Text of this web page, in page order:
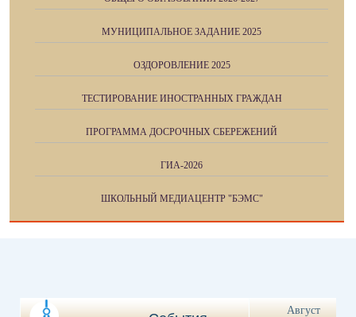
МУНИЦИПАЛЬНОЕ ЗАДАНИЕ 2025
ОЗДОРОВЛЕНИЕ 2025
ТЕСТИРОВАНИЕ ИНОСТРАННЫХ ГРАЖДАН
ПРОГРАММА ДОСРОЧНЫХ СБЕРЕЖЕНИЙ
ГИА-2026
ШКОЛЬНЫЙ МЕДИАЦЕНТР "БЭМС"
Август